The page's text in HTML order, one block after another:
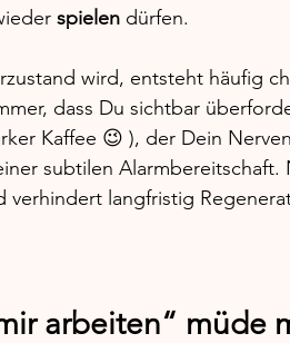
spielen dürfen.
wird, entsteht häufig
dass Du sichtbar
Kaffee 😉 ), der Dein
subtilen Alarmbereitschaft.
verhindert langfristig
arbeiten“ müde